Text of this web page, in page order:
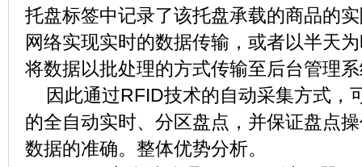
托盘标签中记录了该托盘承载的商品的
网络实现实时的数据传输，或者以半天
将数据以批处理的方式传输至后台管理
因此通过RFID技术的自动采集方式，
的全自动实时、分区盘点，并保证盘点
数据的准确。整体优势分析。